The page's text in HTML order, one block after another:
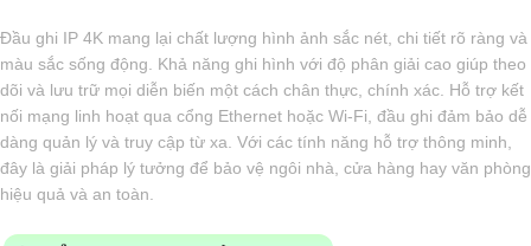
Đầu ghi IP 4K mang lại chất lượng hình ảnh sắc nét, chi tiết rõ ràng và
màu sắc sống động. Khả năng ghi hình với độ phân giải cao giúp theo
dõi và lưu trữ mọi diễn biến một cách chân thực, chính xác. Hỗ trợ kết
nối mạng linh hoạt qua cổng Ethernet hoặc Wi-Fi, đầu ghi đảm bảo dễ
dàng quản lý và truy cập từ xa. Với các tính năng hỗ trợ thông minh,
đây là giải pháp lý tưởng để bảo vệ ngôi nhà, cửa hàng hay văn phòng
hiệu quả và an toàn.